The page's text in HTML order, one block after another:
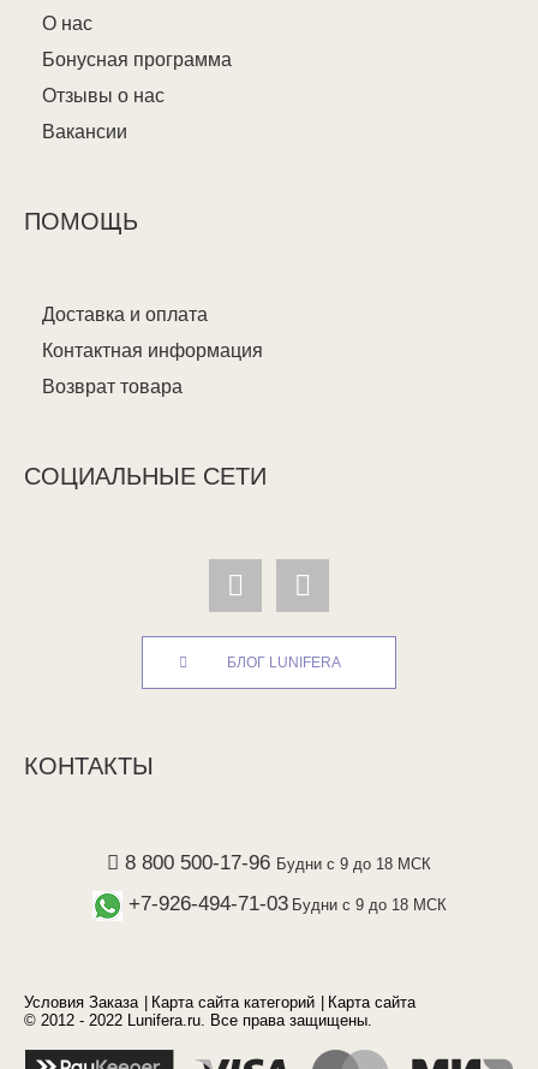
О нас
Бонусная программа
Отзывы о нас
Вакансии
ПОМОЩЬ
Доставка и оплата
Контактная информация
Возврат товара
СОЦИАЛЬНЫЕ СЕТИ
БЛОГ LUNIFERA
КОНТАКТЫ
8 800 500-17-96 Будни с 9 до 18 МСК
+7-926-494-71-03 Будни с 9 до 18 МСК
Условия Заказа Карта сайта категорий
Карта сайта
© 2012 - 2022 Lunifera.ru. Все права защищены.